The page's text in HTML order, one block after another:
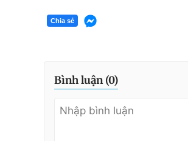
Chia sẻ
Bình luận (0)